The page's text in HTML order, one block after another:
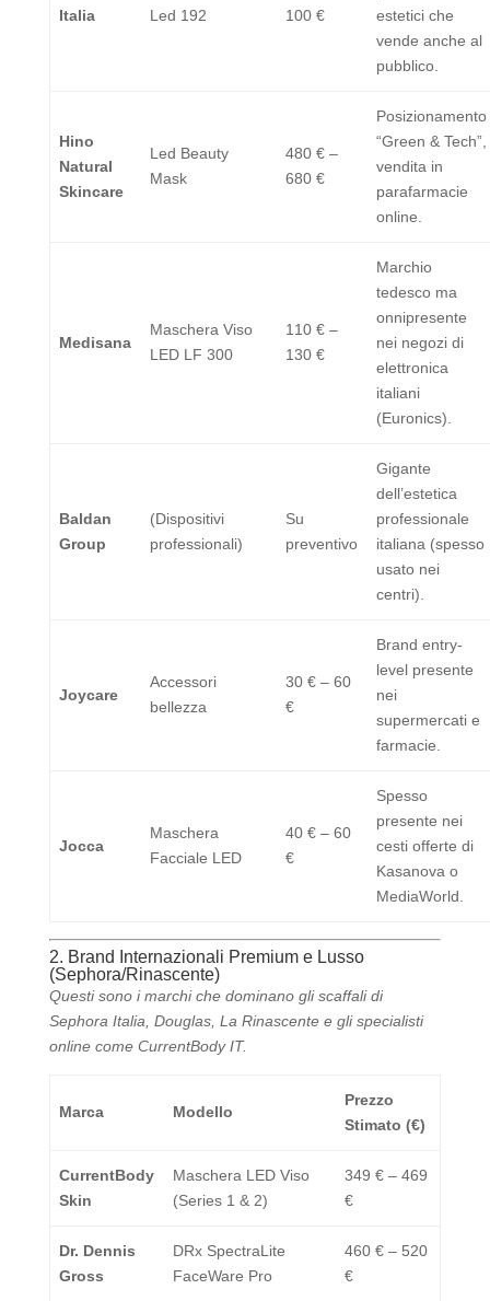
Italia
Led 192
100 €
estetici che
vende anche al
pubblico.
Hino
Natural
Skincare
Led Beauty
Mask
480 € –
680 €
Posizionamento
“Green & Tech”,
vendita in
parafarmacie
online.
Medisana
Maschera Viso
LED LF 300
110 € –
130 €
Marchio
tedesco ma
onnipresente
nei negozi di
elettronica
italiani
(Euronics).
Baldan
Group
(Dispositivi
professionali)
Su
preventivo
Gigante
dell’estetica
professionale
italiana (spesso
usato nei
centri).
Joycare
Accessori
bellezza
30 € – 60
€
Brand entry-
level presente
nei
supermercati e
farmacie.
Jocca
Maschera
Facciale LED
40 € – 60
€
Spesso
presente nei
cesti offerte di
Kasanova o
MediaWorld.
2. Brand Internazionali Premium e Lusso
(Sephora/Rinascente)
Questi sono i marchi che dominano gli scaffali di
Sephora Italia, Douglas, La Rinascente e gli specialisti
online come CurrentBody IT.
Marca Modello
Prezzo
Stimato (€)
CurrentBody
Skin
Maschera LED Viso
(Series 1 & 2)
349 € – 469
€
Dr. Dennis
Gross
DRx SpectraLite
FaceWare Pro
460 € – 520
€